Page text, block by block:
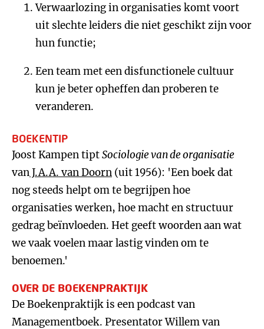
Verwaarlozing in organisaties komt voort
uit slechte leiders die niet geschikt zijn voor
hun functie;
Een team met een disfunctionele cultuur
kun je beter opheffen dan proberen te
veranderen.
BOEKENTIP
Joost Kampen tiptSociologie van de organisatie
vanJ.A.A. van Doorn (uit 1956): 'Een boek dat
nog steeds helpt om te begrijpen hoe
organisaties werken, hoe macht en structuur
gedrag beïnvloeden. Het geeft woorden aan wat
we vaak voelen maar lastig vinden om te
benoemen.'
OVER DE BOEKENPRAKTIJK
De Boekenpraktijk is een podcast van
Managementboek. Presentator Willem van